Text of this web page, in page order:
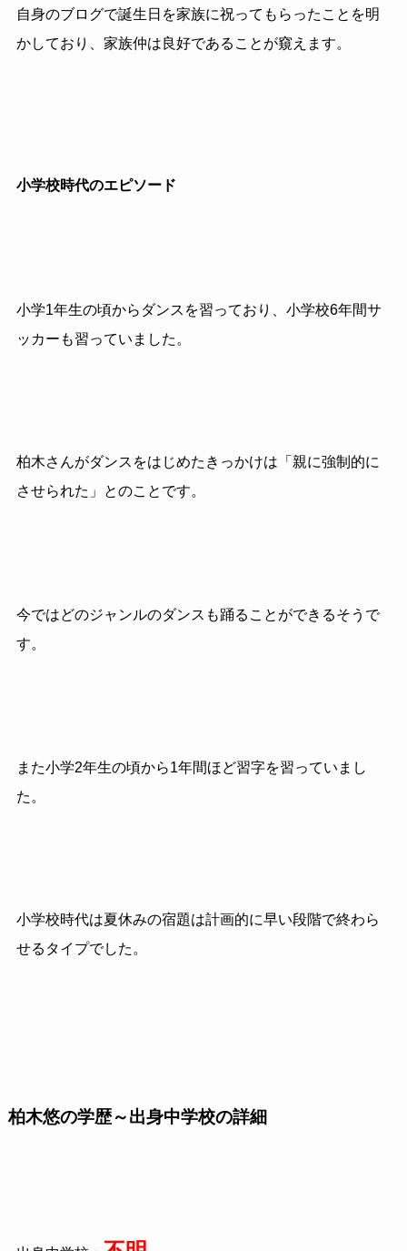
自身のブログで誕生日を家族に祝ってもらったことを明
かしており、家族仲は良好であることが窺えます。
小学校時代のエピソード
小学1年生の頃からダンスを習っており、小学校6年間サ
ッカーも習っていました。
柏木さんがダンスをはじめたきっかけは「親に強制的に
させられた」とのことです。
今ではどのジャンルのダンスも踊ることができるそうで
す。
また小学2年生の頃から1年間ほど習字を習っていまし
た。
小学校時代は夏休みの宿題は計画的に早い段階で終わら
せるタイプでした。
柏木悠の学歴～出身中学校の詳細